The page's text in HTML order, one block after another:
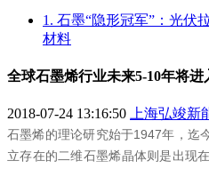
1. 石墨“隐形冠军”：光伏
材料
全球石墨烯行业未来5-10年将进
2018-07-24 13:16:50 上海弘竣新
石墨烯的理论研究始于1947年，迄
立存在的二维石墨烯晶体则是出现